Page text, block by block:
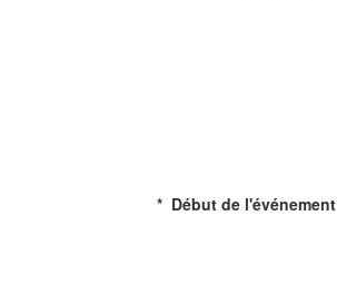
Début de l'événement